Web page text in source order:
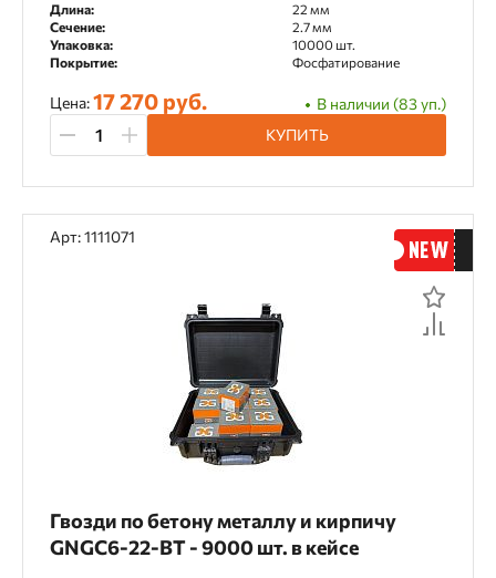
Длина:
22 мм
Сечение:
2.7 мм
Упаковка:
10000 шт.
Покрытие:
Фосфатирование
Цена:17 270 руб.
В наличии (83 уп.)
КУПИТЬ
Арт: 1111071
Гвозди по бетону металлу и кирпичу
GNGC6-22-BT - 9000 шт. в кейсе